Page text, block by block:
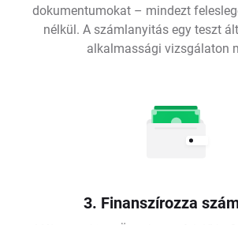
dokumentumokat – mindezt
nélkül. A számlanyitás egy teszt
alkalmassági vizsgálaton
3. Finanszírozza